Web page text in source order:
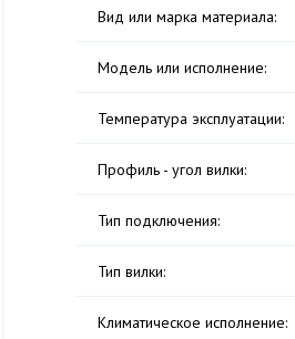
Вид или марка материала:
Модель или исполнение:
Температура эксплуатации:
Профиль - угол вилки:
Тип подключения:
Тип вилки:
Климатическое исполнение: